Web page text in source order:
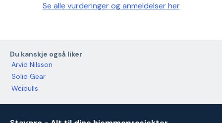
Se alle vurderinger og anmeldelser her
Du kanskje også liker
Arvid Nilsson
Solid Gear
Weibulls